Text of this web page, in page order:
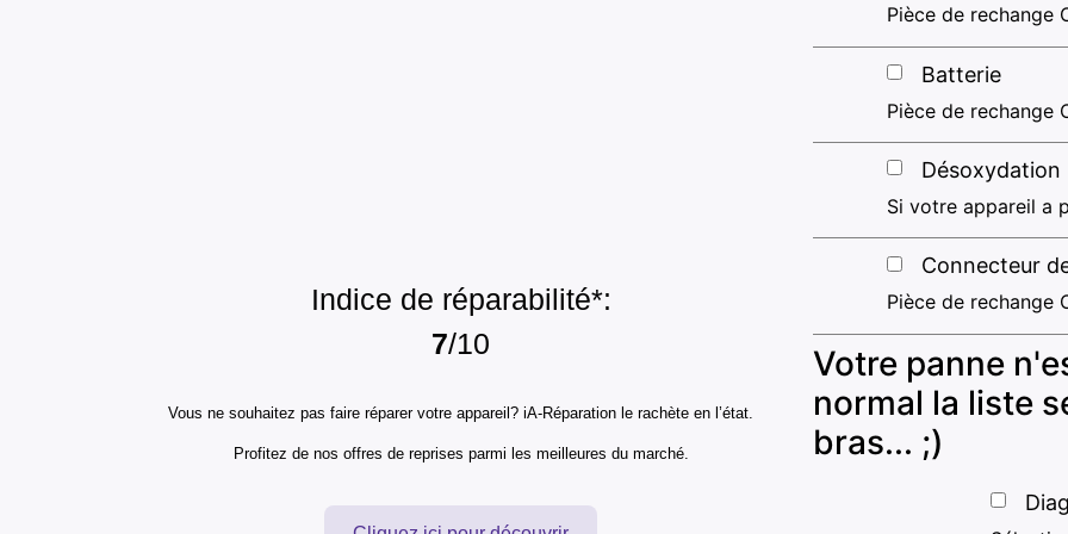
Indice de réparabilité*:
7/10
Vous ne souhaitez pas faire réparer votre appareil? iA-Réparation le rachète en l’état.
Profitez de nos offres de reprises parmi les meilleures du marché.
Pièce de rechange
Batterie
Pièce de rechange
Désoxydation
Si votre appareil a
Connecteur
Pièce de rechange
Votre panne
normal la liste
bras... ;)